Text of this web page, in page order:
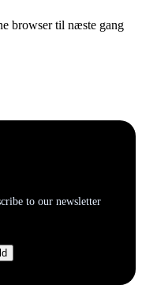
browser til næste gang
to our newsletter